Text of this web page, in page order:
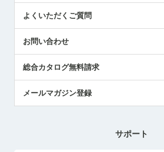
センサのテクニカルガイド
社長ブログ
よくいただくご質問
お問い合わせ
総合カタログ無料請求
メールマガジン登録
サポート